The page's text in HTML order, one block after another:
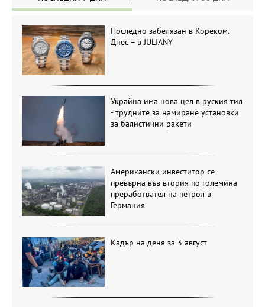
Последно забелязан в Кореком.
Днес – в JULIANY
Украйна има нова цел в руския тил
- трудните за намиране установки
за балистични ракети
Американски инвеститор се
превърна във втория по големина
преработвател на петрол в
Германия
Кадър на деня за 3 август